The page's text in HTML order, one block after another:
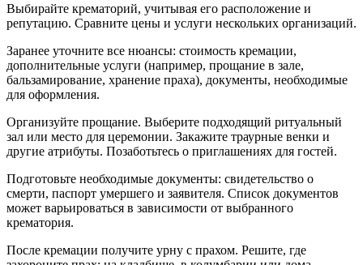
Выбирайте крематорий, учитывая его расположение и
репутацию. Сравните цены и услуги нескольких организаций.
Заранее уточните все нюансы: стоимость кремации,
дополнительные услуги (например, прощание в зале,
бальзамирование, хранение праха), документы, необходимые
для оформления.
Организуйте прощание. Выберите подходящий ритуальный
зал или место для церемонии. Закажите траурные венки и
другие атрибуты. Позаботьтесь о приглашениях для гостей.
Подготовьте необходимые документы: свидетельство о
смерти, паспорт умершего и заявителя. Список документов
может варьироваться в зависимости от выбранного
крематория.
После кремации получите урну с прахом. Решите, где